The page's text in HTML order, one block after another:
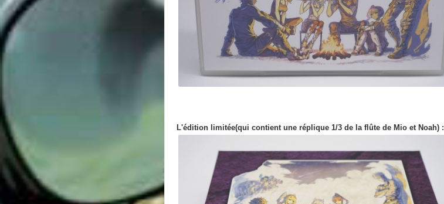
L'édition limitée(qui contient une réplique 1/3 de la flûte de Mio et Noah) :